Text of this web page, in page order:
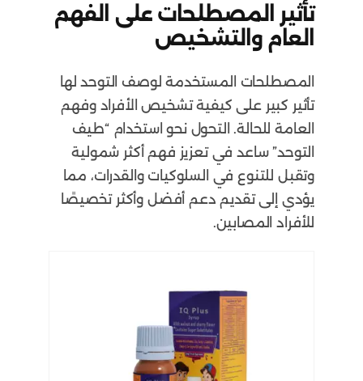
تأثير المصطلحات على الفهم
العام والتشخيص
المصطلحات المستخدمة لوصف التوحد لها
تأثير كبير على كيفية تشخيص الأفراد وفهم
العامة للحالة. التحول نحو استخدام “طيف
التوحد” ساعد في تعزيز فهم أكثر شمولية
وتقبل للتنوع في السلوكيات والقدرات، مما
يؤدي إلى تقديم دعم أفضل وأكثر تخصيصًا
للأفراد المصابين.